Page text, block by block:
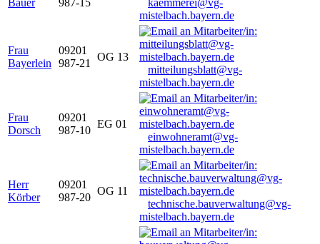
mistelbach.bayern.de
Frau
Bayerlein
09201
987-21
OG 13
mitteilungsblatt@vg-
mistelbach.bayern.de
Frau
Dorsch
09201
987-10
EG 01
einwohneramt@vg-
mistelbach.bayern.de
Herr
Körber
09201
987-20
OG 11
technische.bauverwaltung@vg-
mistelbach.bayern.de